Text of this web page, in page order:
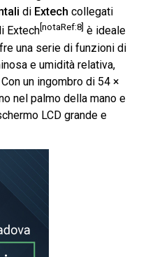
di Extech collegati
Extech [notaRef:8] è ideale
una serie di funzioni di
e umidità relativa,
un ingombro di 54 ×
nel palmo della mano e
LCD grande e